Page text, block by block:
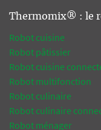
Thermomix® : le
Robot cuisine
Robot pâtissier
Robot cuisine
Robot multifonction
Robot culinaire
Robot culinaire
Robot ménager